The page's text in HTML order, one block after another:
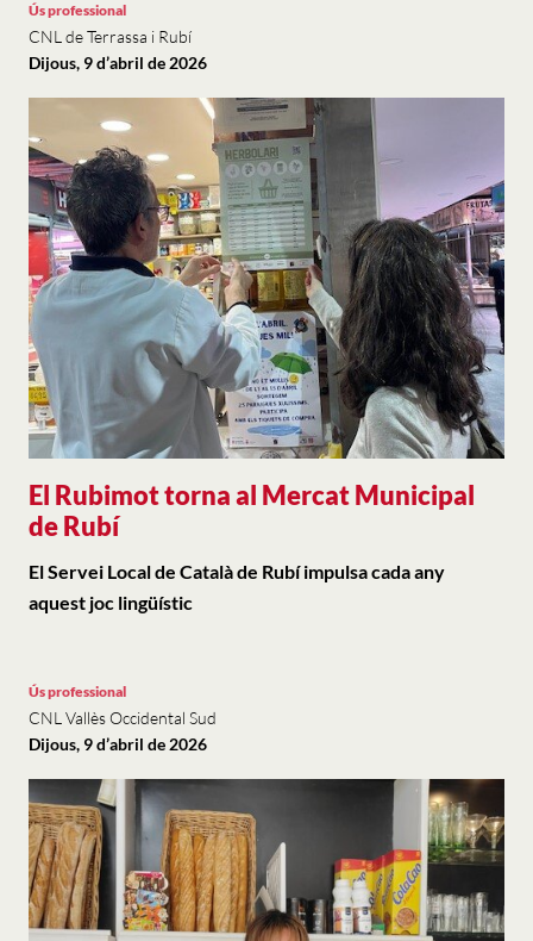
El Rubimot torna al Mercat Municipal
de Rubí
Ús professional
CNL de Terrassa i Rubí
Dijous, 9 d’abril de 2026
El Servei Local de Català de Rubí impulsa cada any
aquest joc lingüístic
Ús professional
CNL Vallès Occidental Sud
Dijous, 9 d’abril de 2026